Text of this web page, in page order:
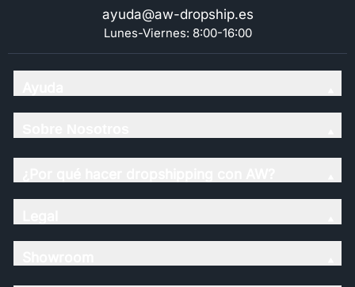
ayuda@aw-dropship.es
Lunes-Viernes: 8:00-16:00